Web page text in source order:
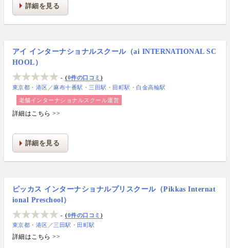
詳細を見る
アイ インターナショナルスクール（ai INTERNATIONAL SC
HOOL）
-
0件の口コミ
東京都
港区 ／ 麻布十番駅 三田駅 田町駅 白金高輪駅
老舗インターナショナルスクール運営
詳細はこちら >>
詳細を見る
ピッカス インターナショナルプリスクール（Pikkas Internat
ional Preschool）
-
0件の口コミ
東京都
港区 ／ 三田駅 田町駅
詳細はこちら >>